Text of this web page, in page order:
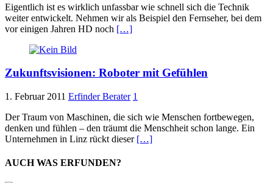
Eigentlich ist es wirklich unfassbar wie schnell sich die Technik
weiter entwickelt. Nehmen wir als Beispiel den Fernseher, bei dem
vor einigen Jahren HD noch […]
Zukunftsvisionen: Roboter mit Gefühlen
1. Februar 2011 Erfinder Berater 1
Der Traum von Maschinen, die sich wie Menschen fortbewegen,
denken und fühlen – den träumt die Menschheit schon lange. Ein
Unternehmen in Linz rückt dieser […]
AUCH WAS ERFUNDEN?